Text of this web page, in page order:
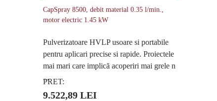
CapSpray 8500, debit material 0.35 l/min.,
motor electric 1.45 kW
Pulverizatoare HVLP usoare si portabile
pentru aplicari precise si rapide. Proiectele
mai mari care implică acoperiri mai grele n
...
PRET:
9.522,89 LEI